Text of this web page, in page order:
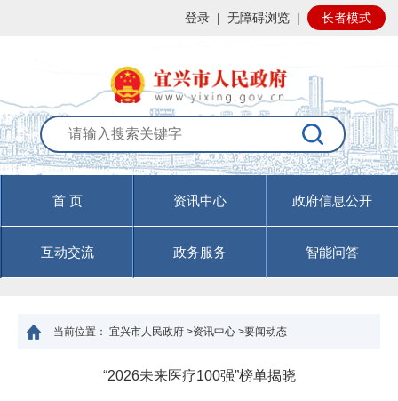
登录 | 无障碍浏览 | 长者模式
首 页 资讯中心 政府信息公开
互动交流 政务服务 智能问答
当前位置： 宜兴市人民政府 >资讯中心 >要闻动态
“2026未来医疗100强”榜单揭晓